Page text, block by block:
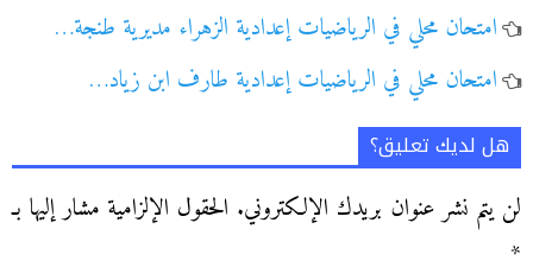
امتحان محلي في الرياضيات إعدادية الزهراء مديرية طنجة…
امتحان محلي في الرياضيات إعدادية طارف ابن زياد…
هل لديك تعليق؟
لن يتم نشر عنوان بريدك الإلكتروني. الحقول الإلزامية مشار إليها بـ
*